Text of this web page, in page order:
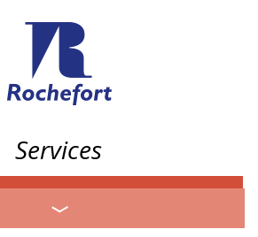
Services